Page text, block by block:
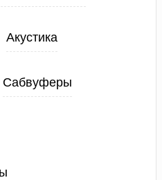
Акустика
Сабвуферы